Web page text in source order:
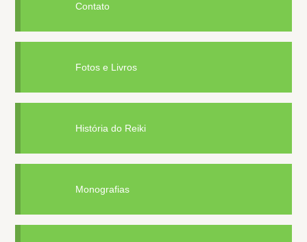
Contato
Fotos e Livros
História do Reiki
Monografias